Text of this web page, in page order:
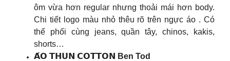
ôm vừa hơn regular nhưng thoải mái hơn body.
Chi tiết logo màu nhỏ thêu rõ trên ngực áo . Có
thể phối cùng jeans, quần tây, chinos, kakis,
shorts…
𝗔́𝗢 𝗧𝗛𝗨𝗡 𝗖𝗢𝗧𝗧𝗢𝗡
Ben Tod